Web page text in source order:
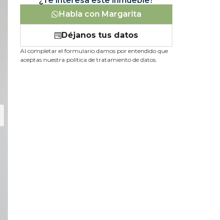
Habla con Margarita
Déjanos tus datos
Al completar el formulario damos por entendido que
aceptas nuestra política de tratamiento de datos.